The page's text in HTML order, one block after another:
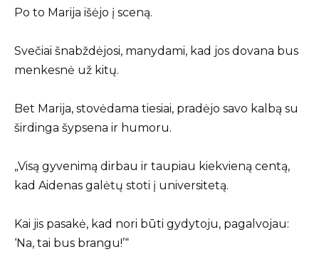
Po to Marija išėjo į sceną.
Svečiai šnabždėjosi, manydami, kad jos dovana bus
menkesnė už kitų.
Bet Marija, stovėdama tiesiai, pradėjo savo kalbą su
širdinga šypsena ir humoru.
„Visą gyvenimą dirbau ir taupiau kiekvieną centą,
kad Aidenas galėtų stoti į universitetą.
Kai jis pasakė, kad nori būti gydytoju, pagalvojau:
‘Na, tai bus brangu!’“